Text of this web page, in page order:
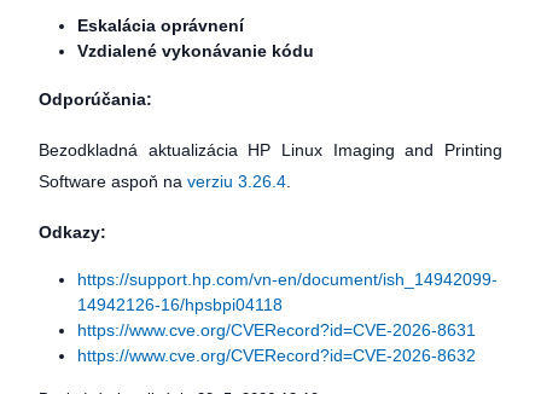
Eskalácia oprávnení
Vzdialené vykonávanie kódu
Odporúčania:
Bezodkladná aktualizácia HP Linux Imaging and Printing
Software aspoň na verziu 3.26.4
Odkazy:
https://support.hp.com/vn-en/document/ish_14942099-
14942126-16/hpsbpi04118
https://www.cve.org/CVERecord?id=CVE-2026-8631
https://www.cve.org/CVERecord?id=CVE-2026-8632